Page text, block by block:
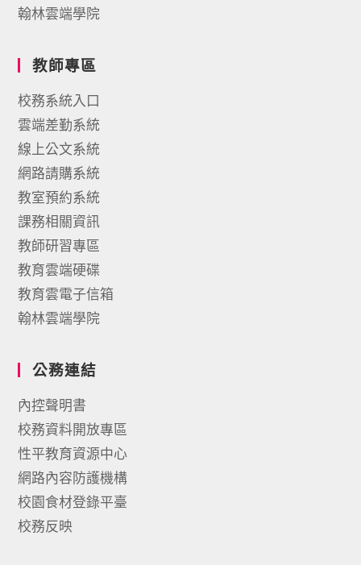
翰林雲端學院
教師專區
校務系統入口
雲端差勤系統
線上公文系統
網路請購系統
教室預約系統
課務相關資訊
教師研習專區
教育雲端硬碟
教育雲電子信箱
翰林雲端學院
公務連結
內控聲明書
校務資料開放專區
性平教育資源中心
網路內容防護機構
校園食材登錄平臺
校務反映